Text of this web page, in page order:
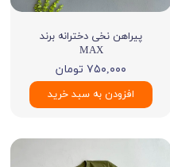
پیراهن نخی دخترانه برند
MAX
۷۵۰,۰۰۰ تومان
افزودن به سبد خرید